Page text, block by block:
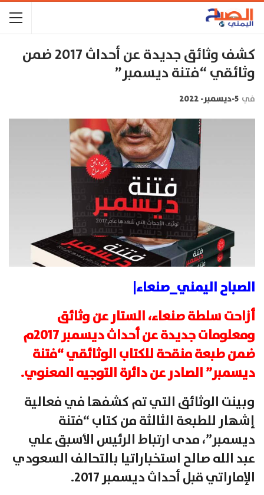
كشف وثائق جديدة عن أحداث 2017 ضمن
وثائقي “فتنة ديسمبر”
في 5-ديسمبر- 2022
الصباح اليمني_صنعاء|
أزاحت سلطة صنعاء، الستار عن وثائق
ومعلومات جديدة عن أحداث ديسمبر 2017م
ضمن طبعة منقحة للكتاب الوثائقي “فتنة
ديسمبر” الصادر عن دائرة التوجيه المعنوي.
وبينت الوثائق التي تم كشفها في فعالية
إشهار للطبعة الثالثة من كتاب “فتنة
ديسمبر”، مدى ارتباط الرئيس الأسبق علي
عبد الله صالح استخباراتيا بالتحالف السعودي
الإماراتي قبل أحداث ديسمبر 2017.